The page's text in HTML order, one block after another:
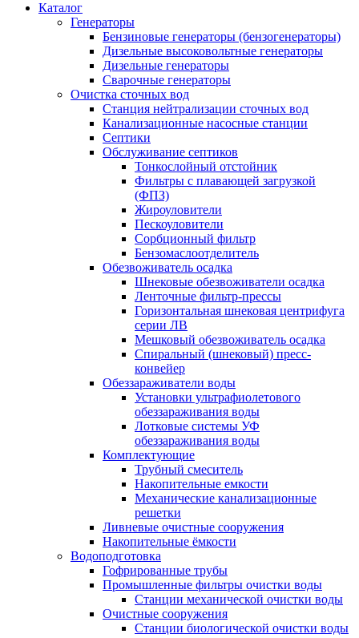
Каталог
Генераторы
Бензиновые генераторы (бензогенераторы)
Дизельные высоковольтные генераторы
Дизельные генераторы
Сварочные генераторы
Очистка сточных вод
Станция нейтрализации сточных вод
Канализационные насосные станции
Септики
Обслуживание септиков
Тонкослойный отстойник
Фильтры с плавающей загрузкой
(ФПЗ)
Жироуловители
Пескоуловители
Сорбционный фильтр
Бензомаслоотделитель
Обезвоживатель осадка
Шнековые обезвоживатели осадка
Ленточные фильтр-прессы
Горизонтальная шнековая центрифуга
серии ЛВ
Мешковый обезвоживатель осадка
Спиральный (шнековый) пресс-
конвейер
Обеззараживатели воды
Установки ультрафиолетового
обеззараживания воды
Лотковые системы УФ
обеззараживания воды
Комплектующие
Трубный смеситель
Накопительные емкости
Механические канализационные
решетки
Ливневые очистные сооружения
Накопительные ёмкости
Водоподготовка
Гофрированные трубы
Промышленные фильтры очистки воды
Станции механической очистки воды
Очистные сооружения
Станции биологической очистки воды